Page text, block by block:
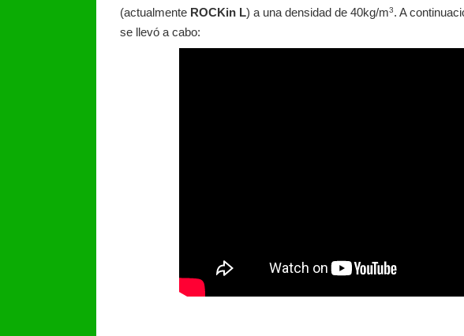
(actualmente ROCKin L) a una densidad de 40kg/m3. A
se llevó a cabo: